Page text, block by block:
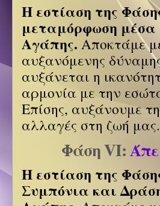
Η εστίαση της
μεταμόρφωση μέσα
Αγάπης. Αποκτάμε
αυξανόμενης
αυξάνεται η
αρμονία με την
Επίσης, αυξάνουμε
αλλαγές στη ζωή μας.
Φάση VI:
Η εστίαση της
Συμπόνια και